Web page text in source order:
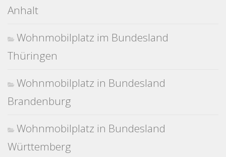
Anhalt
Wohnmobilplatz im Bundesland
Thüringen
Wohnmobilplatz in Bundesland
Brandenburg
Wohnmobilplatz in Bundesland
Württemberg